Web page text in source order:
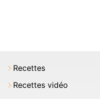
Recettes
Recettes vidéo